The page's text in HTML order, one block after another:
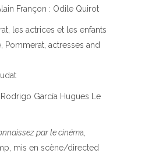
Françon : Odile Quirot
les actrices et les enfants
Pommerat, actresses and
Rodrigo García Hugues Le
par le cinéma,
mis en scène/directed